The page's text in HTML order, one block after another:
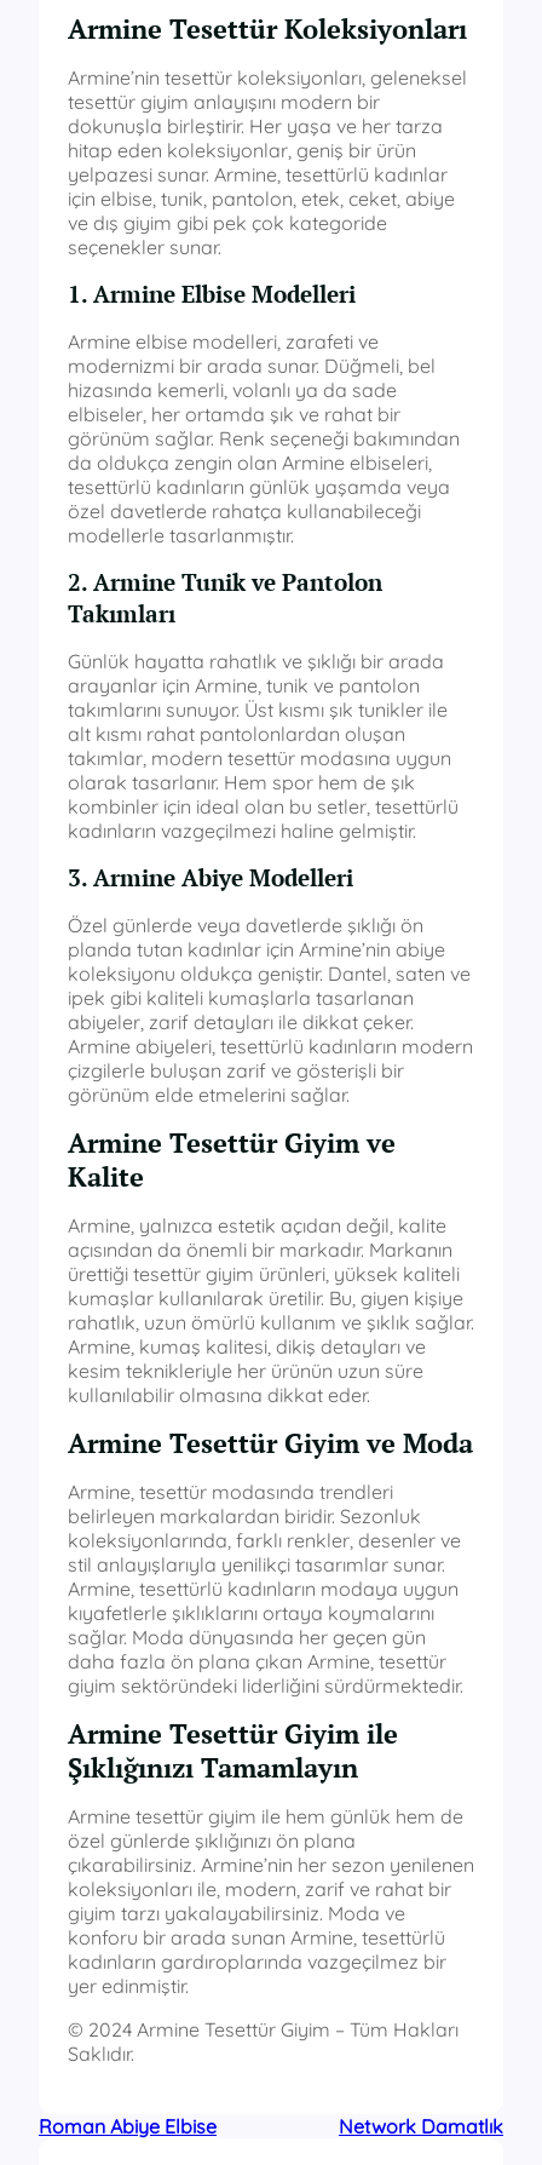
Armine Tesettür Koleksiyonları
Armine’nin tesettür koleksiyonları, geleneksel
tesettür giyim anlayışını modern bir
dokunuşla birleştirir. Her yaşa ve her tarza
hitap eden koleksiyonlar, geniş bir ürün
yelpazesi sunar. Armine, tesettürlü kadınlar
için elbise, tunik, pantolon, etek, ceket, abiye
ve dış giyim gibi pek çok kategoride
seçenekler sunar.
1. Armine Elbise Modelleri
Armine elbise modelleri, zarafeti ve
modernizmi bir arada sunar. Düğmeli, bel
hizasında kemerli, volanlı ya da sade
elbiseler, her ortamda şık ve rahat bir
görünüm sağlar. Renk seçeneği bakımından
da oldukça zengin olan Armine elbiseleri,
tesettürlü kadınların günlük yaşamda veya
özel davetlerde rahatça kullanabileceği
modellerle tasarlanmıştır.
2. Armine Tunik ve Pantolon
Takımları
Günlük hayatta rahatlık ve şıklığı bir arada
arayanlar için Armine, tunik ve pantolon
takımlarını sunuyor. Üst kısmı şık tunikler ile
alt kısmı rahat pantolonlardan oluşan
takımlar, modern tesettür modasına uygun
olarak tasarlanır. Hem spor hem de şık
kombinler için ideal olan bu setler, tesettürlü
kadınların vazgeçilmezi haline gelmiştir.
3. Armine Abiye Modelleri
Özel günlerde veya davetlerde şıklığı ön
planda tutan kadınlar için Armine’nin abiye
koleksiyonu oldukça geniştir. Dantel, saten ve
ipek gibi kaliteli kumaşlarla tasarlanan
abiyeler, zarif detayları ile dikkat çeker.
Armine abiyeleri, tesettürlü kadınların modern
çizgilerle buluşan zarif ve gösterişli bir
görünüm elde etmelerini sağlar.
Armine Tesettür Giyim ve
Kalite
Armine, yalnızca estetik açıdan değil, kalite
açısından da önemli bir markadır. Markanın
ürettiği tesettür giyim ürünleri, yüksek kaliteli
kumaşlar kullanılarak üretilir. Bu, giyen kişiye
rahatlık, uzun ömürlü kullanım ve şıklık sağlar.
Armine, kumaş kalitesi, dikiş detayları ve
kesim teknikleriyle her ürünün uzun süre
kullanılabilir olmasına dikkat eder.
Armine Tesettür Giyim ve Moda
Armine, tesettür modasında trendleri
belirleyen markalardan biridir. Sezonluk
koleksiyonlarında, farklı renkler, desenler ve
stil anlayışlarıyla yenilikçi tasarımlar sunar.
Armine, tesettürlü kadınların modaya uygun
kıyafetlerle şıklıklarını ortaya koymalarını
sağlar. Moda dünyasında her geçen gün
daha fazla ön plana çıkan Armine, tesettür
giyim sektöründeki liderliğini sürdürmektedir.
Armine Tesettür Giyim ile
Şıklığınızı Tamamlayın
Armine tesettür giyim ile hem günlük hem de
özel günlerde şıklığınızı ön plana
çıkarabilirsiniz. Armine’nin her sezon yenilenen
koleksiyonları ile, modern, zarif ve rahat bir
giyim tarzı yakalayabilirsiniz. Moda ve
konforu bir arada sunan Armine, tesettürlü
kadınların gardıroplarında vazgeçilmez bir
yer edinmiştir.
© 2024 Armine Tesettür Giyim – Tüm Hakları
Saklıdır.
Roman Abiye Elbise Network Damatlık